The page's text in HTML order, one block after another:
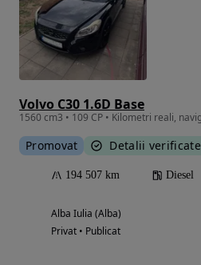
Volvo C30 1.6D Base
Promovat Detalii verificate
194 507 km Diesel
Alba Iulia (Alba)
Privat • Publicat